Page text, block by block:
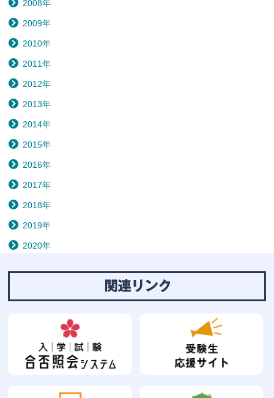
2008年
2009年
2010年
2011年
2012年
2013年
2014年
2015年
2016年
2017年
2018年
2019年
2020年